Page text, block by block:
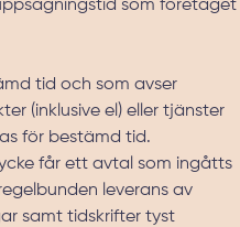
som företaget
tid och som avser
(inklusive el) eller tjänster
för bestämd tid.
får ett avtal som ingåtts
leverans av
samt tidskrifter tyst